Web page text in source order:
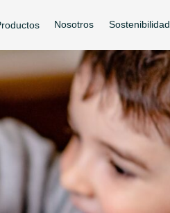
Nosotros Sostenibilidad